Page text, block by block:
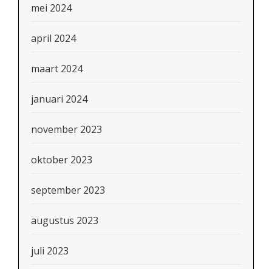
mei 2024
april 2024
maart 2024
januari 2024
november 2023
oktober 2023
september 2023
augustus 2023
juli 2023